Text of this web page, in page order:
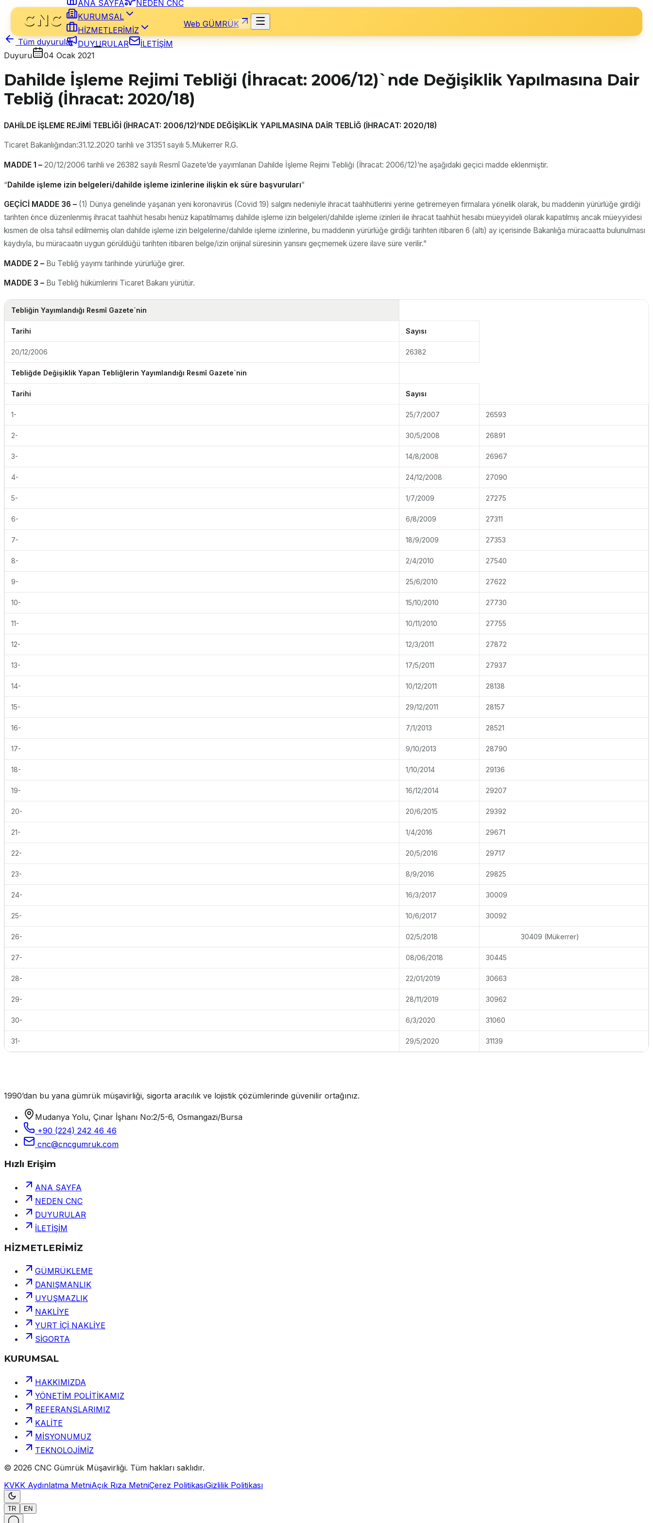
ANA SAYFA
NEDEN CNC
KURUMSAL
HİZMETLERİMİZ
DUYURULAR
İLETİŞİM
Web GÜMRÜK
Tüm duyurular
Duyuru
04 Ocak 2021
Dahilde İşleme Rejimi Tebliği (İhracat: 2006/12)`nde Değişiklik Yapılmasına Dair
Tebliğ (İhracat: 2020/18)
DAHİLDE İŞLEME REJİMİ TEBLİĞİ (İHRACAT: 2006/12)’NDE DEĞİŞİKLİK YAPILMASINA DAİR TEBLİĞ (İHRACAT: 2020/18)
Ticaret Bakanlığından:31.12.2020 tarihli ve 31351 sayılı 5.Mükerrer R.G.
MADDE 1 – 20/12/2006 tarihli ve 26382 sayılı Resmî Gazete’de yayımlanan Dahilde İşleme Rejimi Tebliği (İhracat: 2006/12)’ne aşağıdaki geçici madde eklenmiştir.
“Dahilde işleme izin belgeleri/dahilde işleme izinlerine ilişkin ek süre başvuruları”
GEÇİCİ MADDE 36 – (1) Dünya genelinde yaşanan yeni koronavirüs (Covid 19) salgını nedeniyle ihracat taahhütlerini yerine getiremeyen firmalara yönelik olarak, bu maddenin yürürlüğe girdiği
tarihten önce düzenlenmiş ihracat taahhüt hesabı henüz kapatılmamış dahilde işleme izin belgeleri/dahilde işleme izinleri ile ihracat taahhüt hesabı müeyyideli olarak kapatılmış ancak müeyyidesi
kısmen de olsa tahsil edilmemiş olan dahilde işleme izin belgelerine/dahilde işleme izinlerine, bu maddenin yürürlüğe girdiği tarihten itibaren 6 (altı) ay içerisinde Bakanlığa müracaatta bulunulması
kaydıyla, bu müracaatın uygun görüldüğü tarihten itibaren belge/izin orijinal süresinin yarısını geçmemek üzere ilave süre verilir.”
MADDE 2 – Bu Tebliğ yayımı tarihinde yürürlüğe girer.
MADDE 3 – Bu Tebliğ hükümlerini Ticaret Bakanı yürütür.
Tebliğin Yayımlandığı Resmî Gazete`nin
Tarihi Sayısı
20/12/2006 26382
Tebliğde Değişiklik Yapan Tebliğlerin Yayımlandığı Resmî Gazete`nin
Tarihi Sayısı
1- 25/7/2007 26593
2- 30/5/2008 26891
3- 14/8/2008 26967
4- 24/12/2008 27090
5- 1/7/2009 27275
6- 6/8/2009 27311
7- 18/9/2009 27353
8- 2/4/2010 27540
9- 25/6/2010 27622
10- 15/10/2010 27730
11- 10/11/2010 27755
12- 12/3/2011 27872
13- 17/5/2011 27937
14- 10/12/2011 28138
15- 29/12/2011 28157
16- 7/1/2013 28521
17- 9/10/2013 28790
18- 1/10/2014 29136
19- 16/12/2014 29207
20- 20/6/2015 29392
21- 1/4/2016 29671
22- 20/5/2016 29717
23- 8/9/2016 29825
24- 16/3/2017 30009
25- 10/6/2017 30092
26- 02/5/2018 30409 (Mükerrer)
27- 08/06/2018 30445
28- 22/01/2019 30663
29- 28/11/2019 30962
30- 6/3/2020 31060
31- 29/5/2020 31139
1990’dan bu yana gümrük müşavirliği, sigorta aracılık ve lojistik çözümlerinde güvenilir ortağınız.
Mudanya Yolu, Çınar İşhanı No:2/5-6, Osmangazi/Bursa
+90 (224) 242 46 46
cnc@cncgumruk.com
Hızlı Erişim
ANA SAYFA
NEDEN CNC
DUYURULAR
İLETİŞİM
HİZMETLERİMİZ
GÜMRÜKLEME
DANIŞMANLIK
UYUŞMAZLIK
NAKLİYE
YURT İÇİ NAKLİYE
SİGORTA
KURUMSAL
HAKKIMIZDA
YÖNETİM POLİTİKAMIZ
REFERANSLARIMIZ
KALİTE
MİSYONUMUZ
TEKNOLOJİMİZ
© 2026 CNC Gümrük Müşavirliği. Tüm hakları saklıdır.
KVKK Aydınlatma MetniAçık Rıza MetniÇerez PolitikasıGizlilik Politikası
TR EN